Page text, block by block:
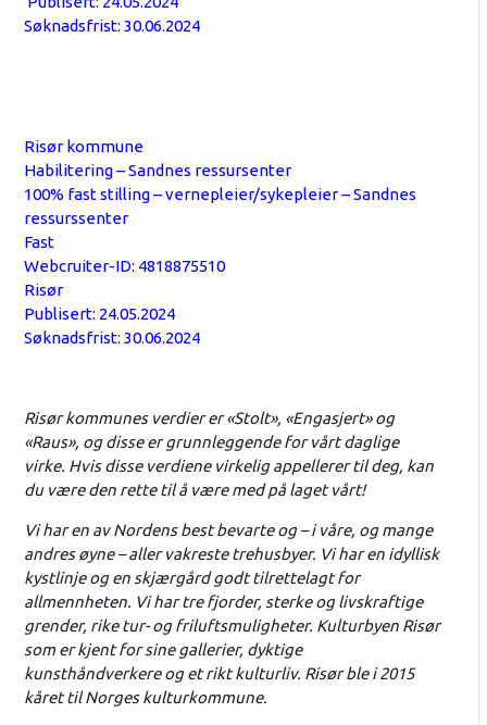
Søknadsfrist: 30.06.2024
Risør kommune
Habilitering – Sandnes ressursenter
100% fast stilling – vernepleier/sykepleier – Sandnes
ressurssenter
Fast
Webcruiter-ID: 4818875510
Risør
Publisert: 24.05.2024
Søknadsfrist: 30.06.2024
Risør kommunes verdier er «Stolt», «Engasjert» og
«Raus», og disse er grunnleggende for vårt daglige
virke. Hvis disse verdiene virkelig appellerer til deg, kan
du være den rette til å være med på laget vårt!
Vi har en av Nordens best bevarte og – i våre, og mange
andres øyne – aller vakreste trehusbyer. Vi har en idyllisk
kystlinje og en skjærgård godt tilrettelagt for
allmennheten. Vi har tre fjorder, sterke og livskraftige
grender, rike tur- og friluftsmuligheter. Kulturbyen Risør
som er kjent for sine gallerier, dyktige
kunsthåndverkere og et rikt kulturliv. Risør ble i 2015
kåret til Norges kulturkommune.